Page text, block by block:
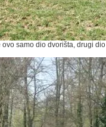
samo dio dvorišta, drugi